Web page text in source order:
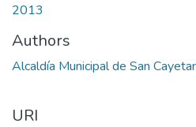
2013
Authors
Alcaldía Municipal de San
URI